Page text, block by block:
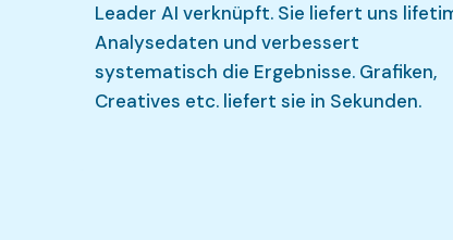
Leader AI verknüpft. Sie liefert uns
Analysedaten und verbessert
systematisch die Ergebnisse. Grafiken,
Creatives etc. liefert sie in Sekunden.